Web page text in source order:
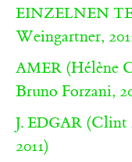
EINZELNEN
Weingartner,
AMER (Hélène
Bruno Forzani,
J. EDGAR (Clint
2011)